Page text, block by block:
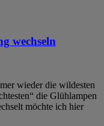
wechseln
wieder die wildesten
die Glühlampen
möchte ich hier